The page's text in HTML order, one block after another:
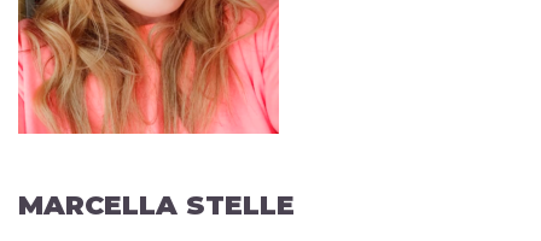
MARCELLA STELLE